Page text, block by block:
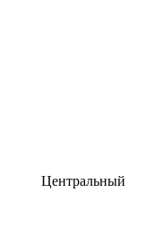
Центральный